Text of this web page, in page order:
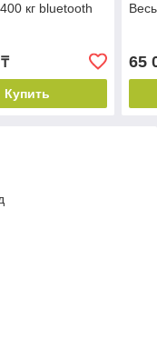
кг bluetooth
Купить
65